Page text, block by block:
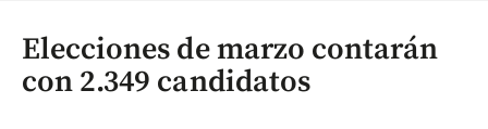
Elecciones de marzo contarán
con 2.349 candidatos